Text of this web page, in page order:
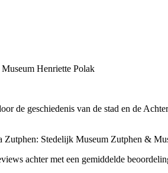
Henriette Polak
de geschiedenis van de stad en de
Zutphen: Stedelijk Museum Zutphen &
achter met een gemiddelde